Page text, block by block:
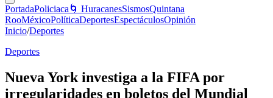
PortadaPoliciaca 🌀 HuracanesSismosQuintana
RooMéxicoPolíticaDeportesEspectáculosOpinión
Inicio/Deportes
Deportes
Nueva York investiga a la FIFA por
irregularidades en boletos del Mundial